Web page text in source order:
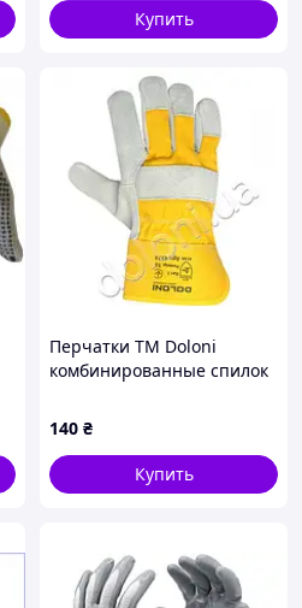
Купить
Перчатки ТМ Doloni
комбинированные спилок
крага 10 размер
140 ₴
Купить